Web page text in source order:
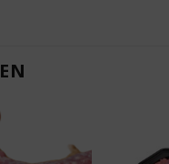
Toevoegen aan